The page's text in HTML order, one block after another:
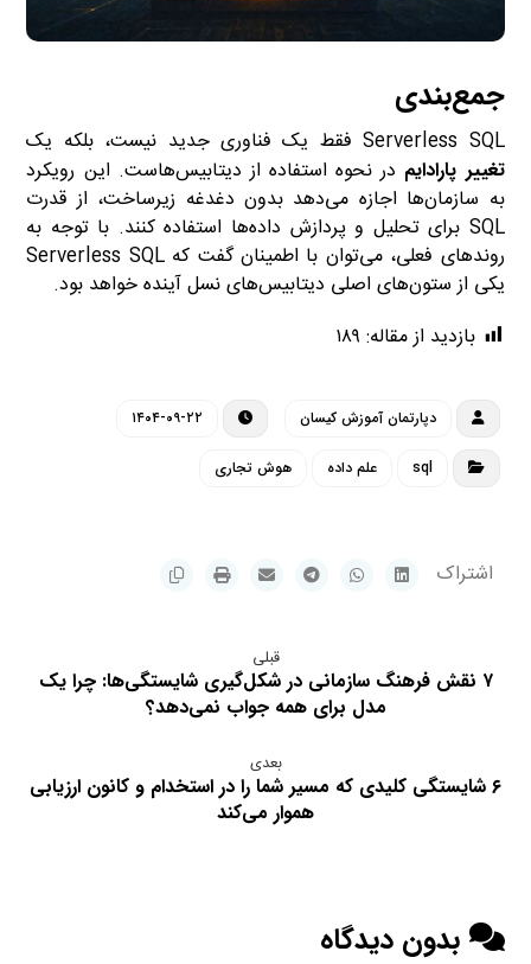
جمع‌بندی
Serverless SQL فقط یک فناوری جدید نیست، بلکه یک
تغییر پارادایم در نحوه استفاده از دیتابیس‌هاست. این رویکرد
به سازمان‌ها اجازه می‌دهد بدون دغدغه زیرساخت، از قدرت
SQL برای تحلیل و پردازش داده‌ها استفاده کنند. با توجه به
روندهای فعلی، می‌توان با اطمینان گفت که Serverless SQL
یکی از ستون‌های اصلی دیتابیس‌های نسل آینده خواهد بود.
بازدید از مقاله: ۱۸۹
دپارتمان آموزش کیسان ۱۴۰۴-۰۹-۲۲
sql علم داده هوش تجاری
قبلی
۷ نقش فرهنگ سازمانی در شکل‌گیری شایستگی‌ها: چرا یک
مدل برای همه جواب نمی‌دهد؟
بعدی
۶ شایستگی کلیدی که مسیر شما را در استخدام و کانون ارزیابی
هموار می‌کند
بدون دیدگاه